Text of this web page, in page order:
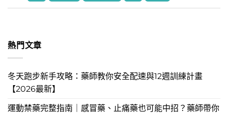
熱門文章
冬天跑步新手攻略：藥師教你安全配速與12週訓練計畫
【2026最新】
運動禁藥完整指南｜感冒藥、止痛藥也可能中招？藥師帶你